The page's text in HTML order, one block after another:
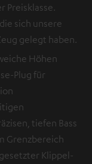
Preisklasse.
sich unsere
gelegt haben.
Höhen
Plug für
tiefen Bass
Grenzbereich
Klippel-